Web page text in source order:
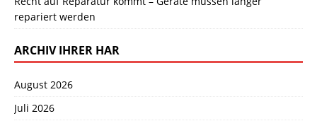
repariert werden
ARCHIV IHRER HAR
August 2026
Juli 2026